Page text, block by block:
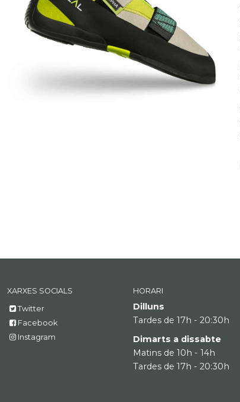
XARXES SOCIALS
Twitter
Facebook
Instagram
HORARI
Dilluns
Tardes de 17h - 20:30h
Dimarts a dissabte
Matins de 10h - 14h
Tardes de 17h - 20:30h